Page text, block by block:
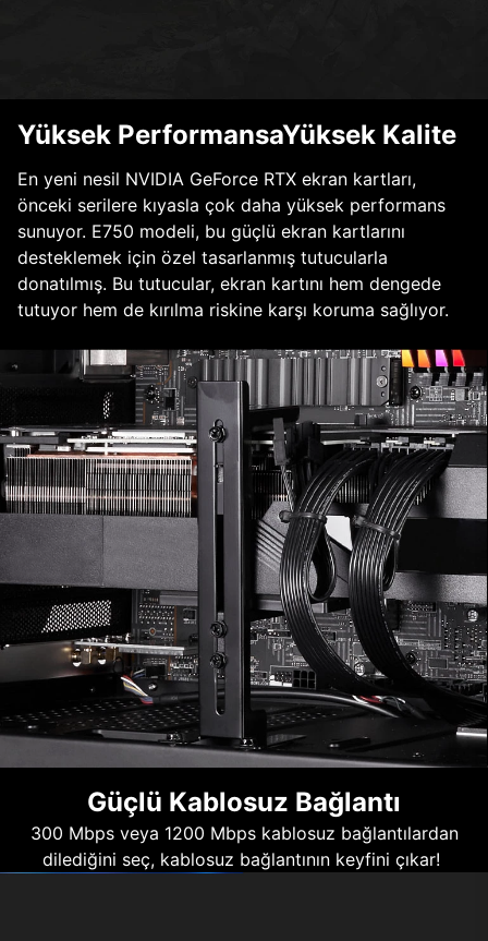
Yüksek PerformansaYüksek Kalite
En yeni nesil NVIDIA GeForce RTX ekran kartları,
önceki serilere kıyasla çok daha yüksek performans
sunuyor. E750 modeli, bu güçlü ekran kartlarını
desteklemek için özel tasarlanmış tutucularla
donatılmış. Bu tutucular, ekran kartını hem dengede
tutuyor hem de kırılma riskine karşı koruma sağlıyor.
Güçlü Kablosuz Bağlantı
300 Mbps veya 1200 Mbps kablosuz bağlantılardan
dilediğini seç, kablosuz bağlantının keyfini çıkar!